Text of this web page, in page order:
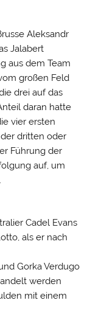
Aleksandr
Jalabert
aus dem Team
großen Feld
drei auf das
daran hatte
vier ersten
dritten oder
Führung der
auf, um
Cadel Evans
als er nach
Gorka Verdugo
werden
mit einem